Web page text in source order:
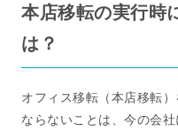
本店移転の実行時
は？
オフィス移転（本店移転
ならないことは、今の会